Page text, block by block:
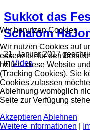
Sukkot das
Schalom
21. Januar 2017
in Video
Wir benutzen Cookies
Wir nutzen Cookies auf
essenziell für den
helfen, diese Website
(Tracking Cookies). Sie
Cookies zulassen
Ablehnung womöglich
Seite zur Verfügung
Akzeptieren Ablehnen
Weitere Informationen